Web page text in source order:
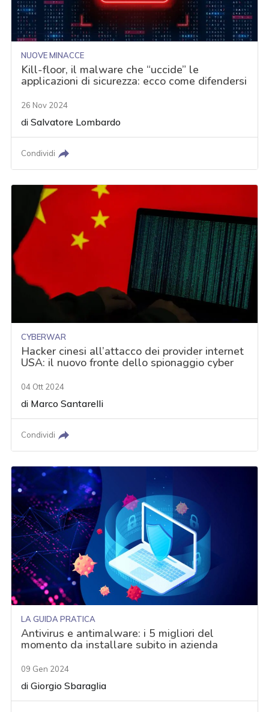
NUOVE MINACCE
Kill-floor, il malware che “uccide” le
applicazioni di sicurezza: ecco come difendersi
26 Nov 2024
diSalvatore Lombardo
Condividi
CYBERWAR
Hacker cinesi all’attacco dei provider internet
USA: il nuovo fronte dello spionaggio cyber
04 Ott 2024
di Marco Santarelli
Condividi
LA GUIDA PRATICA
Antivirus e antimalware: i 5 migliori del
momento da installare subito in azienda
09 Gen 2024
diGiorgio Sbaraglia